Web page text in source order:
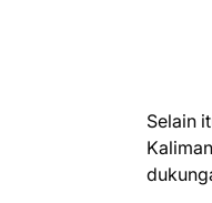
Selain